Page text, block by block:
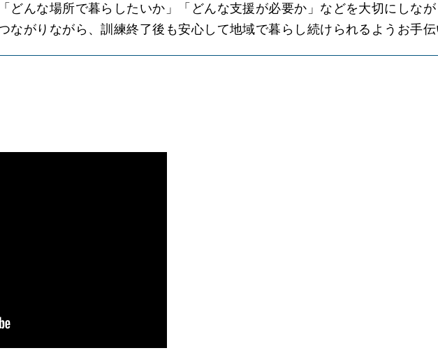
どんな場所で暮らしたいか」「どんな支援が必要か」などを大切にしな
ながりながら、訓練終了後も安心して地域で暮らし続けられるようお手